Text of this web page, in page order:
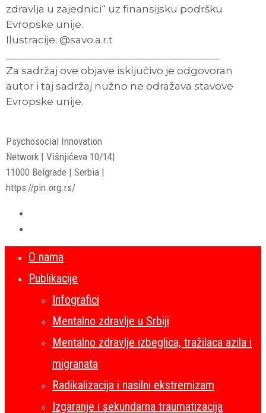
zdravlja u zajednici“ uz finansijsku podršku
Evropske unije.
Ilustracije: @savo.a.r.t
Za sadržaj ove objave isključivo je odgovoran
autor i taj sadržaj nužno ne odražava stavove
Evropske unije.
Psychosocial Innovation
Network | Višnjićeva 10/14|
11000 Belgrade | Serbia |
https://pin.org.rs/
O nama
Publikacije
Infografici
Mentalno zdravlje u Srbiji
Mentalno zdravlje izbeglica, tražilaca azila i
migranata
Radikalizacija i nasilni ekstremizam
Izgaranje i sekundarna traumatizacija